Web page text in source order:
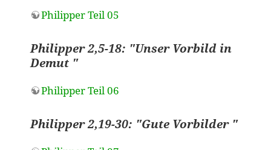
Philipper Teil 05
Philipper 2,5-18: "Unser Vorbild in
Demut "
Philipper Teil 06
Philipper 2,19-30: "Gute Vorbilder "